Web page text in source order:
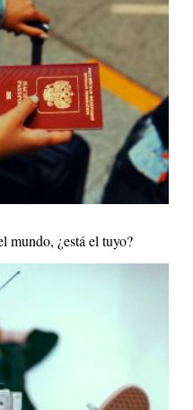
mundo, ¿está el tuyo?